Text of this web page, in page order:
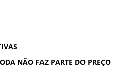
NÃO FAZ PARTE DO PREÇO